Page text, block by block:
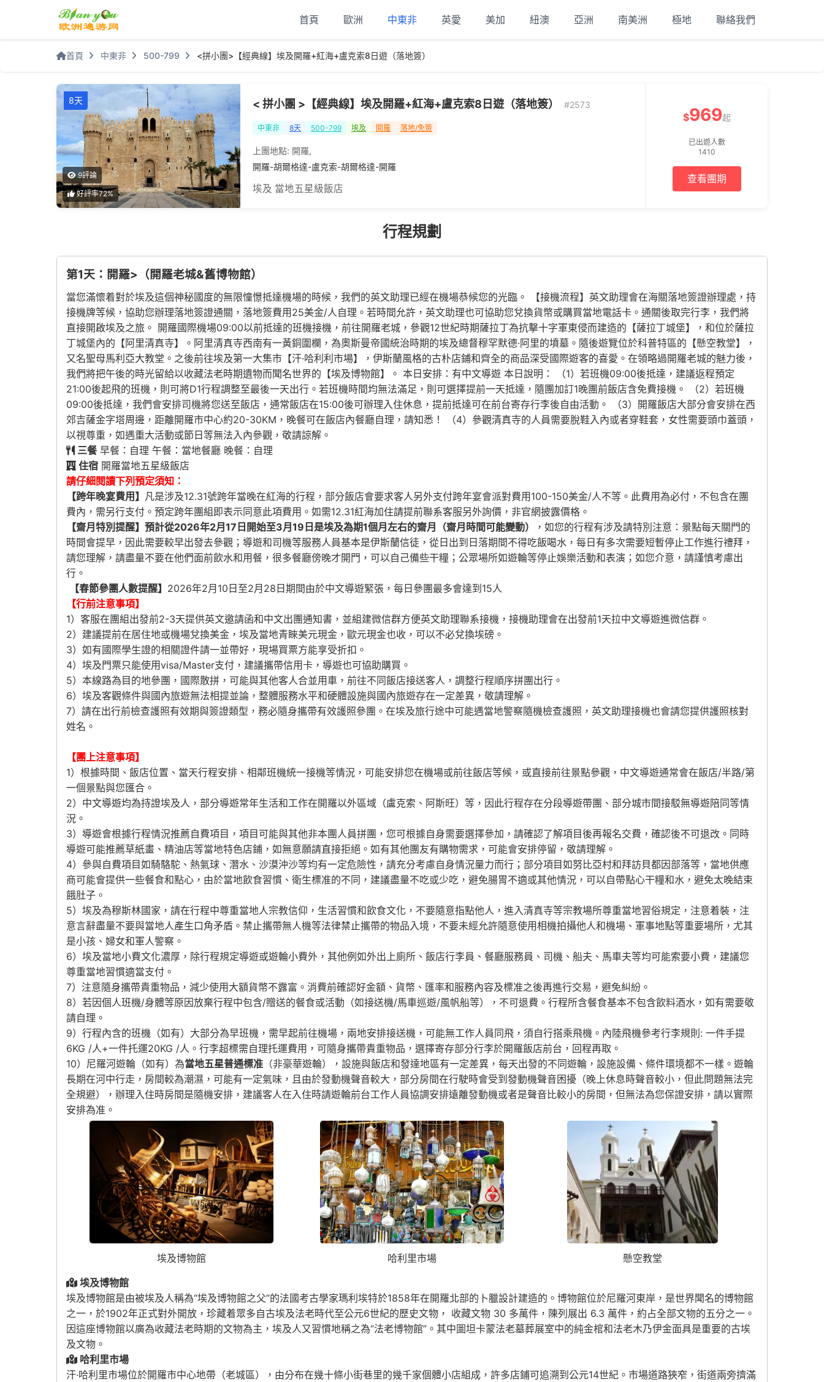
首頁 歐洲 中東非 英愛 美加 紐澳 亞洲 南美洲 極地 聯絡我們
首頁 中東非 500-799 <拼小團>【經典線】埃及開羅+紅海+盧克索8日遊（落地簽）
8天
9評論
好評率72%
< 拼小團 >【經典線】埃及開羅+紅海+盧克索8日遊（落地簽） #2573
中東非 8天 500-799 埃及 開羅 落地/免簽
上團地點: 開羅,
開羅-胡爾格達-盧克索-胡爾格達-開羅
埃及 當地五星級飯店
$969起
已出遊人數
1410
查看團期
行程規劃
第1天：開羅>（開羅老城&舊博物館）
當您滿懷着對於埃及這個神秘國度的無限憧憬抵達機場的時候，我們的英文助理已經在機場恭候您的光臨。 【接機流程】英文助理會在海關落地簽證辦理處，持
接機牌等候，協助您辦理落地簽證通關，落地簽費用25美金/人自理。若時間允許，英文助理也可協助您兌換貨幣或購買當地電話卡。通關後取完行李，我們將
直接開啟埃及之旅。 開羅國際機場09:00以前抵達的班機接機，前往開羅老城，參觀12世紀時期薩拉丁為抗擊十字軍東侵而建造的【薩拉丁城堡】，和位於薩拉
丁城堡內的【阿里清真寺】。阿里清真寺西南有一黃銅圍欄，為奧斯曼帝國統治時期的埃及總督穆罕默德·阿里的墳墓。隨後遊覽位於科普特區的【懸空教堂】，
又名聖母馬利亞大教堂。之後前往埃及第一大集市【汗·哈利利市場】，伊斯蘭風格的古朴店鋪和齊全的商品深受國際遊客的喜愛。在領略過開羅老城的魅力後，
我們將把午後的時光留給以收藏法老時期遺物而聞名世界的【埃及博物館】。 本日安排：有中文導遊 本日說明： （1）若班機09:00後抵達，建議返程預定
21:00後起飛的班機，則可將D1行程調整至最後一天出行。若班機時間均無法滿足，則可選擇提前一天抵達，隨團加訂1晚團前飯店含免費接機。 （2）若班機
09:00後抵達，我們會安排司機將您送至飯店，通常飯店在15:00後可辦理入住休息，提前抵達可在前台寄存行李後自由活動。 （3）開羅飯店大部分會安排在西
郊吉薩金字塔周邊，距離開羅市中心約20-30KM，晚餐可在飯店內餐廳自理，請知悉！ （4）參觀清真寺的人員需要脫鞋入內或者穿鞋套，女性需要頭巾蓋頭，
以視尊重，如遇重大活動或節日等無法入內參觀，敬請諒解。
三餐早餐：自理 午餐：當地餐廳 晚餐：自理
住宿 開羅當地五星級飯店
請仔細閱讀下列預定須知：
【跨年晚宴費用】 凡是涉及12.31號跨年當晚在紅海的行程，部分飯店會要求客人另外支付跨年宴會派對費用100-150美金/人不等。此費用為必付，不包含在團
費內，需另行支付。預定跨年團組即表示同意此項費用。如需12.31紅海加住請提前聯系客服另外詢價，非官網披露價格。
【齋月特別提醒】預計從2026年2月17日開始至3月19日是埃及為期1個月左右的齋月（齋月時間可能變動）
，如您的行程有涉及請特別注意：景點每天關門的
時間會提早，因此需要較早出發去參觀；導遊和司機等服務人員基本是伊斯蘭信徒，從日出到日落期間不得吃飯喝水，每日有多次需要短暫停止工作進行禮拜，
請您理解，請盡量不要在他們面前飲水和用餐，很多餐廳傍晚才開門，可以自己備些干糧；公眾場所如遊輪等停止娛樂活動和表演；如您介意，請謹慎考慮出
行。
【春節參團人數提醒】 2026年2月10日至2月28日期間由於中文導遊緊張，每日參團最多會達到15人
【行前注意事項】
1）客服在團組出發前2-3天提供英文邀請函和中文出團通知書，並組建微信群方便英文助理聯系接機，接機助理會在出發前1天拉中文導遊進微信群。
2）建議提前在居住地或機場兌換美金，埃及當地青睞美元現金，歐元現金也收，可以不必兌換埃磅。
3）如有國際學生證的相關證件請一並帶好，現場買票方能享受折扣。
4）埃及門票只能使用visa/Master支付，建議攜帶信用卡，導遊也可協助購買。
5）本線路為目的地參團，國際散拼，可能與其他客人合並用車，前往不同飯店接送客人，調整行程順序拼團出行。
6）埃及客觀條件與國內旅遊無法相提並論，整體服務水平和硬體設施與國內旅遊存在一定差異，敬請理解。
7）請在出行前檢查護照有效期與簽證類型，務必隨身攜帶有效護照參團。在埃及旅行途中可能遇當地警察隨機檢查護照，英文助理接機也會請您提供護照核對
姓名。
【團上注意事項】
1）根據時間、飯店位置、當天行程安排、相鄰班機統一接機等情況，可能安排您在機場或前往飯店等候，或直接前往景點參觀，中文導遊通常會在飯店/半路/第
一個景點與您匯合。
2）中文導遊均為持證埃及人，部分導遊常年生活和工作在開羅以外區域（盧克索、阿斯旺）等，因此行程存在分段導遊帶團、部分城市間接駁無導遊陪同等情
況。
3）導遊會根據行程情況推薦自費項目，項目可能與其他非本團人員拼團，您可根據自身需要選擇參加，請確認了解項目後再報名交費，確認後不可退改。同時
導遊可能推薦草紙畫、精油店等當地特色店鋪，如無意願請直接拒絕。如有其他團友有購物需求，可能會安排停留，敬請理解。
4）參與自費項目如騎駱駝、熱氣球、潛水、沙漠沖沙等均有一定危險性，請充分考慮自身情況量力而行；部分項目如努比亞村和拜訪貝都因部落等，當地供應
商可能會提供一些餐食和點心，由於當地飲食習慣、衛生標准的不同，建議盡量不吃或少吃，避免腸胃不適或其他情況，可以自帶點心干糧和水，避免太晚結束
餓肚子。
5）埃及為穆斯林國家，請在行程中尊重當地人宗教信仰，生活習慣和飲食文化，不要隨意指點他人，進入清真寺等宗教場所尊重當地習俗規定，注意着裝，注
意言辭盡量不要與當地人產生口角矛盾。禁止攜帶無人機等法律禁止攜帶的物品入境，不要未經允許隨意使用相機拍攝他人和機場、軍事地點等重要場所，尤其
是小孩、婦女和軍人警察。
6）埃及當地小費文化濃厚，除行程規定導遊或遊輪小費外，其他例如外出上廁所、飯店行李員、餐廳服務員、司機、船夫、馬車夫等均可能索要小費，建議您
尊重當地習慣適當支付。
7）注意隨身攜帶貴重物品，減少使用大額貨幣不露富。消費前確認好金額、貨幣、匯率和服務內容及標准之後再進行交易，避免糾紛。
8）若因個人班機/身體等原因放棄行程中包含/贈送的餐食或活動（如接送機/馬車巡遊/風帆船等），不可退費。行程所含餐食基本不包含飲料酒水，如有需要敬
請自理。
9）行程內含的班機（如有）大部分為早班機，需早起前往機場，兩地安排接送機，可能無工作人員同飛，須自行搭乘飛機。內陸飛機參考行李規則: 一件手提
6KG /人+一件托運20KG /人。行李超標需自理托運費用，可隨身攜帶貴重物品，選擇寄存部分行李於開羅飯店前台，回程再取。
10）尼羅河遊輪（如有）為當地五星普通標准 （非豪華遊輪），設施與飯店和發達地區有一定差異，每天出發的不同遊輪，設施設備、條件環境都不一樣。遊輪
長期在河中行走，房間較為潮濕，可能有一定氣味，且由於發動機聲音較大，部分房間在行駛時會受到發動機聲音困擾（晚上休息時聲音較小，但此問題無法完
全規避），辦理入住時房間是隨機安排，建議客人在入住時請遊輪前台工作人員協調安排遠離發動機或者是聲音比較小的房間，但無法為您保證安排，請以實際
安排為准。
埃及博物館 哈利里市場
懸空教堂
埃及博物館
埃及博物館是由被埃及人稱為“埃及博物館之父”的法國考古學家瑪利埃特於1858年在開羅北部的卜臘設計建造的。博物館位於尼羅河東岸，是世界聞名的博物館
之一，於1902年正式對外開放，珍藏着眾多自古埃及法老時代至公元6世紀的歷史文物， 收藏文物 30 多萬件，陳列展出 6.3 萬件，約占全部文物的五分之一。
因這座博物館以廣為收藏法老時期的文物為主，埃及人又習慣地稱之為“法老博物館”。其中圖坦卡蒙法老墓葬展室中的純金棺和法老木乃伊金面具是重要的古埃
及文物。
哈利里市場
汗·哈利里市場位於開羅市中心地帶（老城區），由分布在幾十條小街巷里的幾千家個體小店組成，許多店鋪可追溯到公元14世紀。市場道路狹窄，街道兩旁擠滿